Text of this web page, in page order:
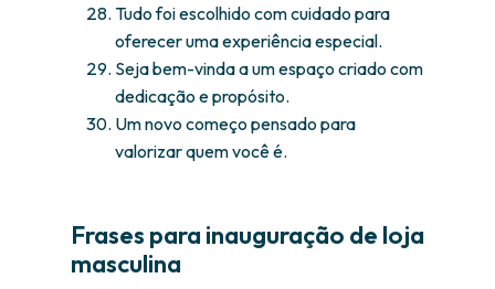
Tudo foi escolhido com cuidado para
oferecer uma experiência especial.
Seja bem-vinda a um espaço criado com
dedicação e propósito.
Um novo começo pensado para
valorizar quem você é.
Frases para inauguração de loja
masculina